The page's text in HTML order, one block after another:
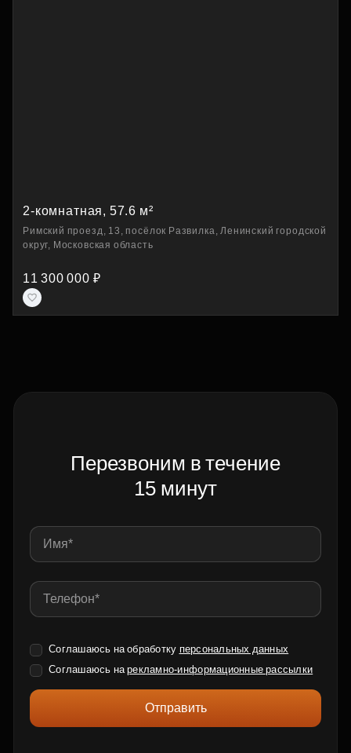
2-комнатная, 57.6 м²
Римский проезд, 13, посёлок Развилка, Ленинский городской
округ, Московская область
11 300 000 ₽
Перезвоним в течение
15 минут
Соглашаюсь на обработку персональных данных
Соглашаюсь нарекламно-информационные рассылки
Отправить